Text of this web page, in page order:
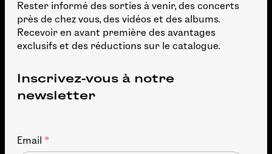
Rester informé des sorties à venir, des concerts
près de chez vous, des vidéos et des albums.
Recevoir en avant première des avantages
exclusifs et des réductions sur le catalogue.
Inscrivez-vous à notre
newsletter
Email *